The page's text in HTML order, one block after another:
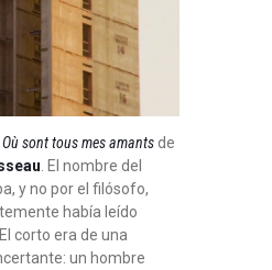
Où sont tous mes amants de
. El nombre del
y no por el filósofo,
había leído
corto era de una
un hombre